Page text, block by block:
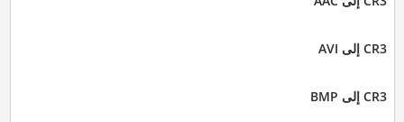
CR3 إلى AVI
CR3 إلى BMP